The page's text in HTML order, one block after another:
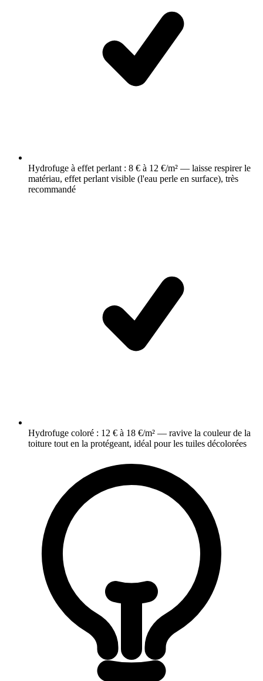
Hydrofuge à effet perlant : 8 € à 12 €/m² — laisse respirer le
matériau, effet perlant visible (l'eau perle en surface), très
recommandé
Hydrofuge coloré : 12 € à 18 €/m² — ravive la couleur de la
toiture tout en la protégeant, idéal pour les tuiles décolorées